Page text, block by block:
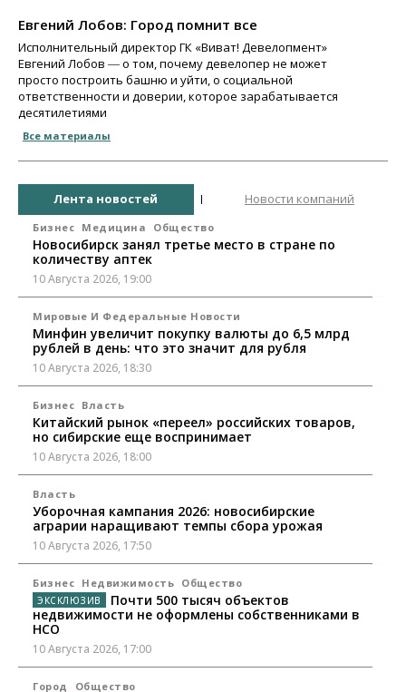
Евгений Лобов: Город помнит все
Исполнительный директор ГК «Виват! Девелопмент»
Евгений Лобов ― о том, почему девелопер не может
просто построить башню и уйти, о социальной
ответственности и доверии, которое зарабатывается
десятилетиями
Все материалы
Лента новостей Новости компаний
Бизнес Медицина Общество
Новосибирск занял третье место в стране по
количеству аптек
10 Августа 2026, 19:00
Мировые И Федеральные Новости
Минфин увеличит покупку валюты до 6,5 млрд
рублей в день: что это значит для рубля
10 Августа 2026, 18:30
Бизнес Власть
Китайский рынок «переел» российских товаров,
но сибирские еще воспринимает
10 Августа 2026, 18:00
Власть
Уборочная кампания 2026: новосибирские
аграрии наращивают темпы сбора урожая
10 Августа 2026, 17:50
Бизнес Недвижимость Общество
Почти 500 тысяч объектов
недвижимости не оформлены собственниками в
НСО
10 Августа 2026, 17:00
Город Общество